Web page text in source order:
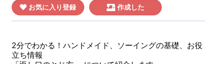
お気に入り登録 作成した
2分でわかる！ハンドメイド、ソーイングの基礎、お役
立ち情報